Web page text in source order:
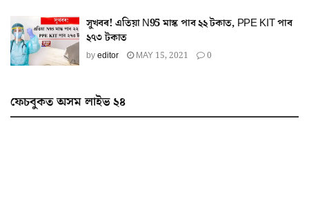
সুখবৰ! এতিয়া N95 মাস্ক পাব ২২ টকাত, PPE KIT পাব
২৭৩ টকাত
byeditor MAY 15, 2021 0
ফেচবুকত অসম লাইভ ২৪